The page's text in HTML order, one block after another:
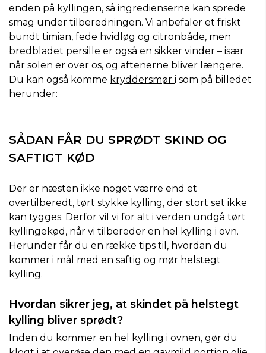
enden på kyllingen, så ingredienserne kan sprede
smag under tilberedningen. Vi anbefaler et friskt
bundt timian, fede hvidløg og citronbåde, men
bredbladet persille er også en sikker vinder – især
når solen er over os, og aftenerne bliver længere.
Du kan også komme kryddersmør i som på billedet
herunder:
SÅDAN FÅR DU SPRØDT SKIND OG
SAFTIGT KØD
Der er næsten ikke noget værre end et
overtilberedt, tørt stykke kylling, der stort set ikke
kan tygges. Derfor vil vi for alt i verden undgå tørt
kyllingekød, når vi tilbereder en hel kylling i ovn.
Herunder får du en række tips til, hvordan du
kommer i mål med en saftig og mør helstegt
kylling.
Hvordan sikrer jeg, at skindet på helstegt
kylling bliver sprødt?
Inden du kommer en hel kylling i ovnen, gør du